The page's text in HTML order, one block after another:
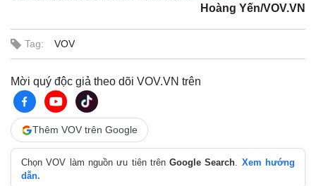
Hoàng Yến/VOV.VN
Tag: VOV
Mời quý độc giả theo dõi VOV.VN trên
Thêm VOV trên Google
Chọn VOV làm nguồn ưu tiên trênGoogle Search. Xem hướng
dẫn.